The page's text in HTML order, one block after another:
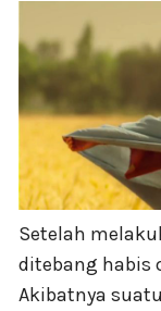
Setelah
ditebang habis
Akibatnya